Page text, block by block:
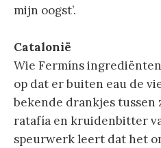
mijn oogst’.
Catalonië
Wie Fermíns
op dat er buiten eau de
bekende drankjes tussen
ratafía en kruidenbitter
speurwerk leert dat het